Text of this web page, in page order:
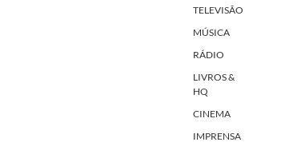
TELEVISÃO
MÚSICA
RÁDIO
LIVROS &
HQ
CINEMA
IMPRENSA